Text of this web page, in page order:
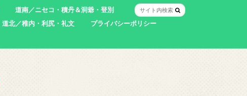
道南／ニセコ・積丹＆洞爺・登別
室蘭市
登別市
洞爺湖町
真狩村
共和町
壮瞥町
積丹町
神恵内村
道北／稚内・利尻・礼文
プライバシーポリシー